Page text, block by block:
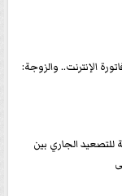
الإنترنت.. والزوجة:
الجاري بين